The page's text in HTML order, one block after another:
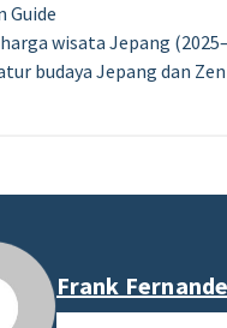
Guide
harga wisata Jepang
budaya Jepang dan
Frank